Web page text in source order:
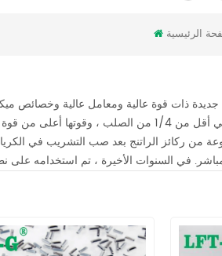
الرئيسية
جديدة ذات قوة عالية ومعامل عالية وخصائص
من ركائز الراتنج بعد صب التشريب في